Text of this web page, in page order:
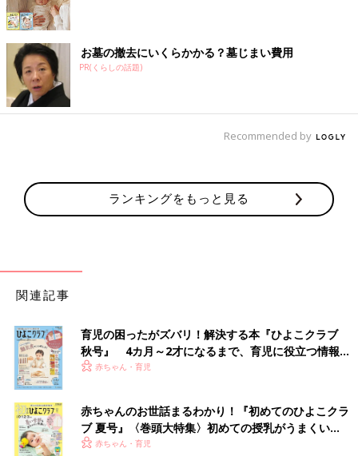
出典：Instagramアカウント「buxxko25」
buxxko25さんが購入したのはGOOSEKET（グスケット）の抱っ
可愛くて設置も簡単！フリンジ付きのおしゃれパラ
ソル
お墓の撤去にいくらかかる？墓じまい費用
PR(くらしの話題)
Recommended by
ランキングをもっと見る
関連記事
育児の困ったがズバリ！解決する本『ひよこクラブ
秋号』 4カ月～2才になるまで、育児に役立つ情報が
いっぱい！
赤ちゃん・育児
赤ちゃんのお世話まるわかり！『初めてのひよこクラ
ブ 夏号』〈巻頭大特集〉初めての授乳がうまくい
く！ おっぱい・ミルクの基本と夏のトラブル 解決テ
赤ちゃん・育児